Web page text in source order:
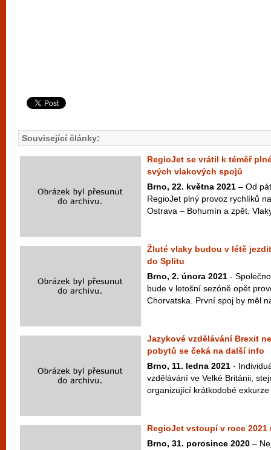
Související články:
RegioJet se vrátil k téměř
svých vlakových spojů
Brno, 22. května 2021 – Od
RegioJet plný provoz rychlíků
Ostrava – Bohumín a zpět.
Žluté vlaky budou v létě
do Splitu
Brno, 2. února 2021 -
bude v letošní sezóně opět
Chorvatska. První spoj by měl
Jazykové vzdělávání Brexit
pobytů se čeká na další info
Brno, 11. ledna 2021 -
vzdělávání ve Velké Británii,
organizující krátkodobé
RegioJet vstoupí v roce
Brno, 31. porosince 2020 –